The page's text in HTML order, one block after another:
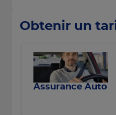
Obtenir un
Assurance Auto